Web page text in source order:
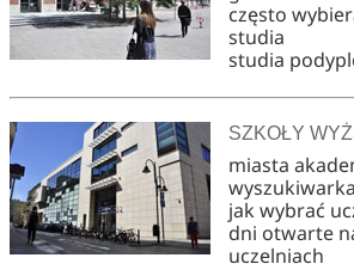
często
studia
studia
SZKOŁY
miasta
jak wybrać
dni otwarte
uczelniach